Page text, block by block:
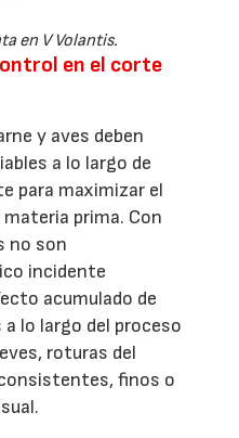
en V Volantis.
en el corte
y aves deben
a lo largo de
para maximizar el
prima. Con
no son
incidente
acumulado de
lo largo del proceso
roturas del
finos o